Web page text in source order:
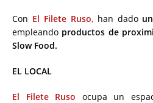
Con El Filete Ruso,han dado
empleando productos de
Slow Food.
EL LOCAL
El Filete Ruso
ocupa un